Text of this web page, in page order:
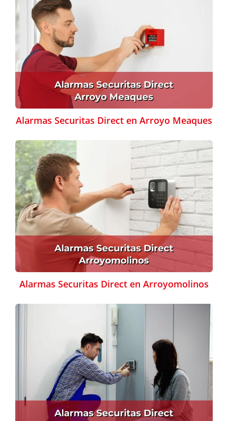
Alarmas Securitas Direct en Arroyo Meaques
Alarmas Securitas Direct en Arroyomolinos